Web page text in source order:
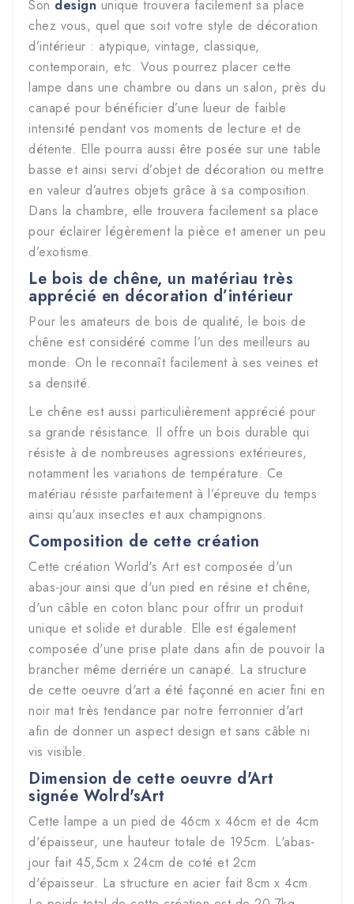
Son design unique trouvera facilement sa place
chez vous, quel que soit votre style de décoration
d’intérieur : atypique, vintage, classique,
contemporain, etc. Vous pourrez placer cette
lampe dans une chambre ou dans un salon, près du
canapé pour bénéficier d’une lueur de faible
intensité pendant vos moments de lecture et de
détente. Elle pourra aussi être posée sur une table
basse et ainsi servi d’objet de décoration ou mettre
en valeur d’autres objets grâce à sa composition.
Dans la chambre, elle trouvera facilement sa place
pour éclairer légèrement la pièce et amener un peu
d’exotisme.
Le bois de chêne, un matériau très
apprécié en décoration d’intérieur
Pour les amateurs de bois de qualité, le bois de
chêne est considéré comme l’un des meilleurs au
monde. On le reconnaît facilement à ses veines et
sa densité.
Le chêne est aussi particulièrement apprécié pour
sa grande résistance. Il offre un bois durable qui
résiste à de nombreuses agressions extérieures,
notamment les variations de température. Ce
matériau résiste parfaitement à l’épreuve du temps
ainsi qu'aux insectes et aux champignons.
Composition de cette création
Cette création World's Art est composée d'un
abas-jour ainsi que d'un pied en résine et chêne,
d'un câble en coton blanc pour offrir un produit
unique et solide et durable. Elle est également
composée d'une prise plate dans afin de pouvoir la
brancher même derriére un canapé. La structure
de cette oeuvre d'art a été façonné en acier fini en
noir mat très tendance par notre ferronnier d'art
afin de donner un aspect design et sans câble ni
vis visible.
Dimension de cette oeuvre d'Art
signée Wolrd'sArt
Cette lampe a un pied de 46cm x 46cm et de 4cm
d'épaisseur, une hauteur totale de 195cm. L'abas-
jour fait 45,5cm x 24cm de coté et 2cm
d'épaisseur. La structure en acier fait 8cm x 4cm.